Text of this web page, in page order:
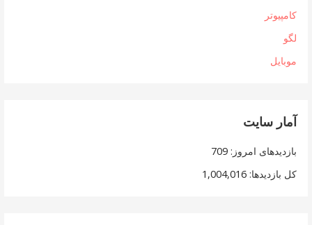
کامپیوتر
لگو
موبایل
آمار سایت
بازدیدهای امروز:709
کل بازدیدها:1,004,016